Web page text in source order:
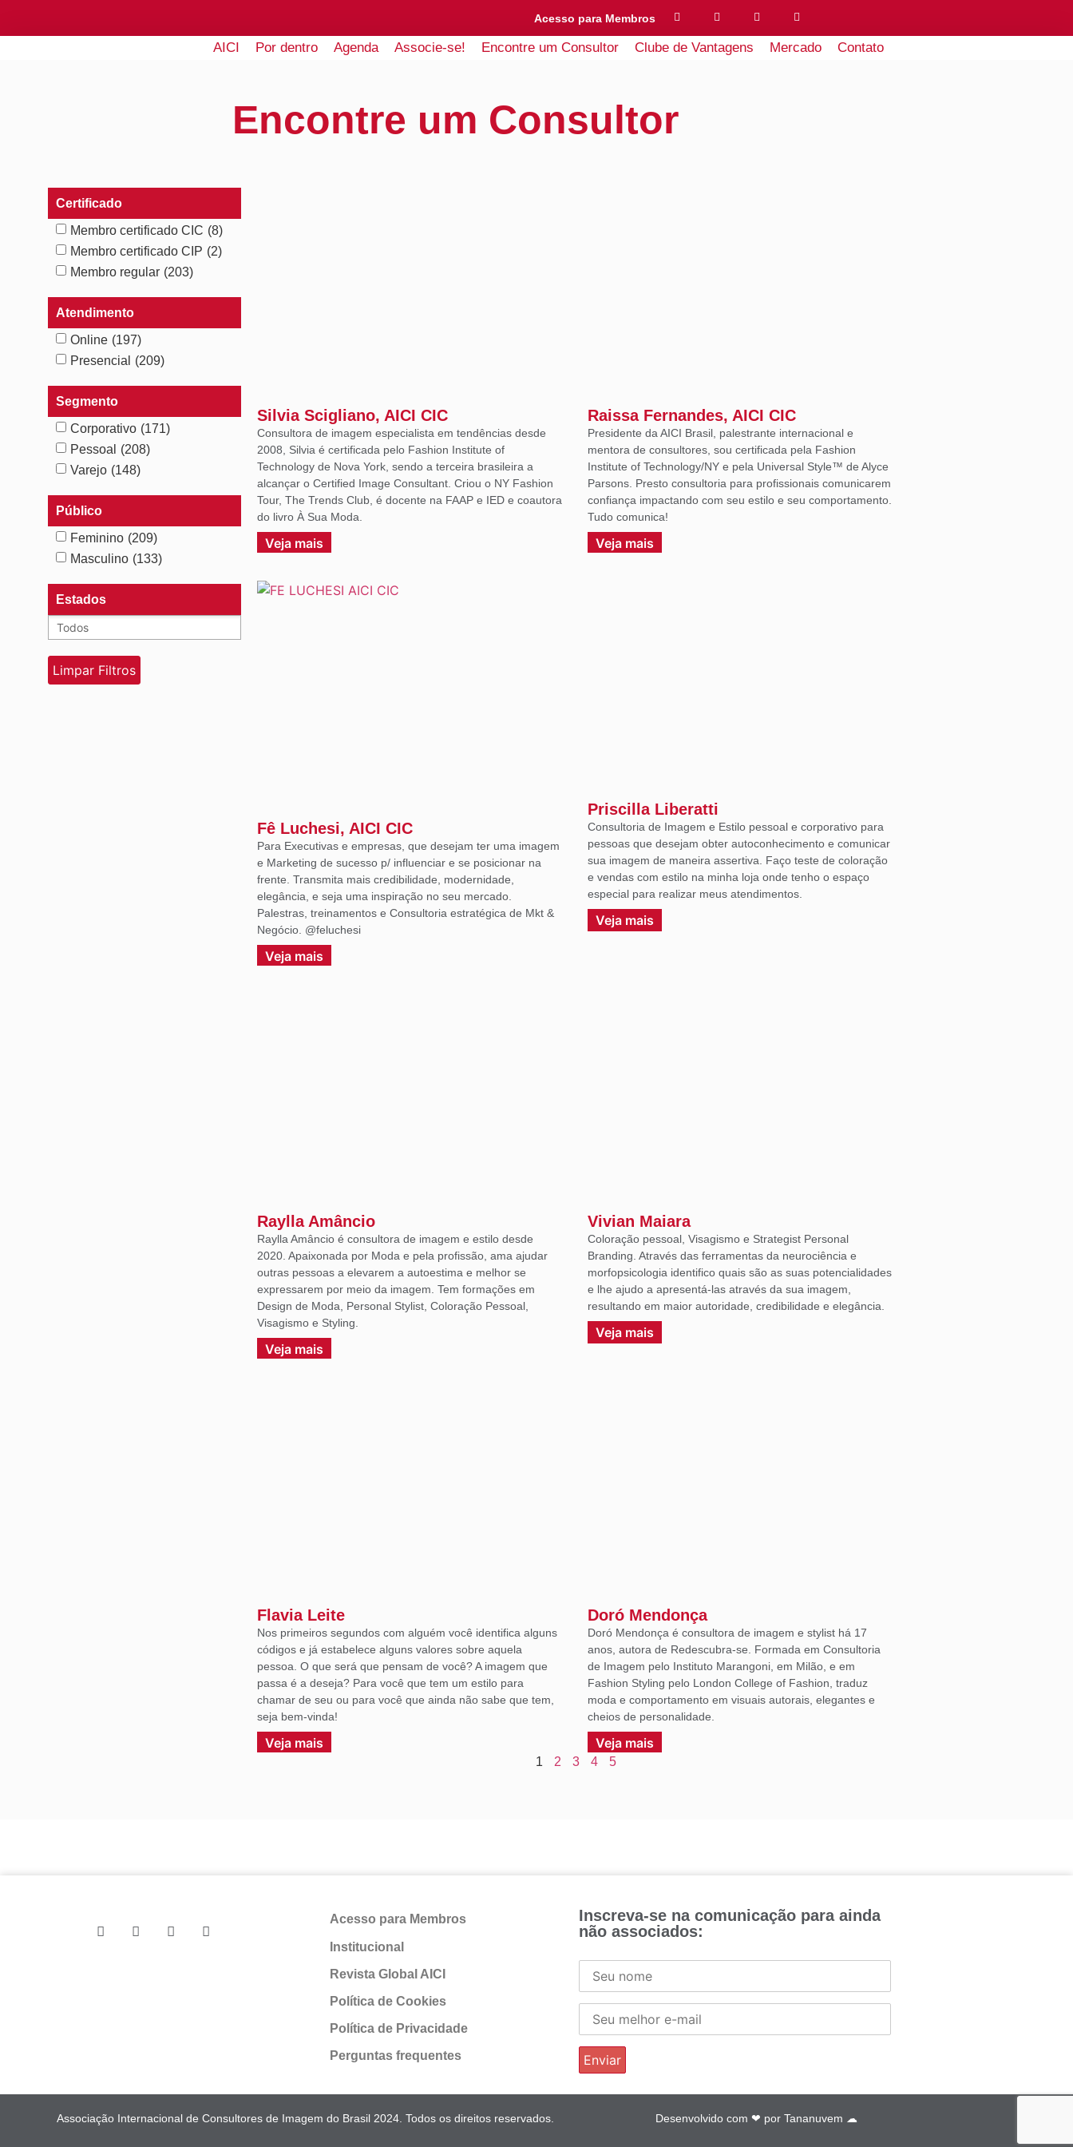
Acesso para Membros
AICI Por dentro Agenda Associe-se! Encontre um Consultor Clube de Vantagens Mercado Contato
Encontre um Consultor
Certificado
Membro certificado CIC (8)
Membro certificado CIP (2)
Membro regular (203)
Atendimento
Online (197)
Presencial
(209)
Segmento
Corporativo (171)
Pessoal
(208)
Varejo (148)
Público
Feminino (209)
Masculino (133)
Estados
Silvia Scigliano, AICI CIC
Consultora de imagem especialista em tendências desde
2008, Silvia é certificada pelo Fashion Institute of
Technology de Nova York, sendo a terceira brasileira a
alcançar o Certified Image Consultant. Criou o NY Fashion
Tour, The Trends Club, é docente na FAAP e IED e coautora
do livro À Sua Moda.
Veja mais
Raissa Fernandes, AICI CIC
Presidente da AICI Brasil, palestrante internacional e
mentora de consultores, sou certificada pela Fashion
Institute of Technology/NY e pela Universal Style™ de Alyce
Parsons. Presto consultoria para profissionais comunicarem
confiança impactando com seu estilo e seu comportamento.
Tudo comunica!
Veja mais
Fê Luchesi, AICI CIC
Para Executivas e empresas, que desejam ter uma imagem
e Marketing de sucesso p/ influenciar e se posicionar na
frente. Transmita mais credibilidade, modernidade,
elegância, e seja uma inspiração no seu mercado.
Palestras, treinamentos e Consultoria estratégica de Mkt &
Negócio. @feluchesi
Veja mais
Priscilla Liberatti
Consultoria de Imagem e Estilo pessoal e corporativo para
pessoas que desejam obter autoconhecimento e comunicar
sua imagem de maneira assertiva. Faço teste de coloração
e vendas com estilo na minha loja onde tenho o espaço
especial para realizar meus atendimentos.
Veja mais
Raylla Amâncio
Raylla Amâncio é consultora de imagem e estilo desde
2020. Apaixonada por Moda e pela profissão, ama ajudar
outras pessoas a elevarem a autoestima e melhor se
expressarem por meio da imagem. Tem formações em
Design de Moda, Personal Stylist, Coloração Pessoal,
Visagismo e Styling.
Veja mais
Vivian Maiara
Coloração pessoal, Visagismo e Strategist Personal
Branding. Através das ferramentas da neurociência e
morfopsicologia identifico quais são as suas potencialidades
e lhe ajudo a apresentá-las através da sua imagem,
resultando em maior autoridade, credibilidade e elegância.
Veja mais
Flavia Leite
Nos primeiros segundos com alguém você identifica alguns
códigos e já estabelece alguns valores sobre aquela
pessoa. O que será que pensam de você? A imagem que
passa é a deseja? Para você que tem um estilo para
chamar de seu ou para você que ainda não sabe que tem,
seja bem-vinda!
Veja mais
Doró Mendonça
Doró Mendonça é consultora de imagem e stylist há 17
anos, autora de Redescubra-se. Formada em Consultoria
de Imagem pelo Instituto Marangoni, em Milão, e em
Fashion Styling pelo London College of Fashion, traduz
moda e comportamento em visuais autorais, elegantes e
cheios de personalidade.
Veja mais
1 2 3 4 5
Acesso para Membros
Institucional
Revista Global AICI
Política de Cookies
Política de Privacidade
Perguntas frequentes
Inscreva-se na comunicação para ainda
não associados:
Associação Internacional de Consultores de Imagem do Brasil 2024. Todos os direitos reservados. Desenvolvido com ❤ por Tananuvem ☁